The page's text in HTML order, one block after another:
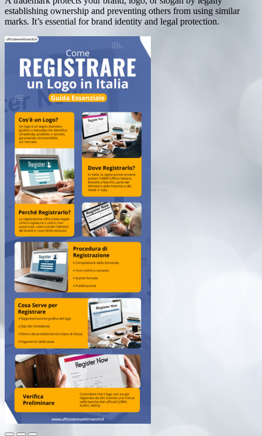
establishing ownership and preventing others from using similar
marks. It’s essential for brand identity and legal protection.